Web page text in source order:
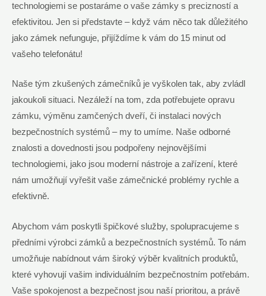
technologiemi se postaráme o vaše zámky s precizností a
efektivitou. Jen si představte – když vám něco tak důležitého
jako zámek nefunguje, přijíždíme k vám do 15 minut od
vašeho telefonátu!
Naše tým zkušených zámečníků je vyškolen tak, aby zvládl
jakoukoli situaci. Nezáleží na tom, zda potřebujete opravu
zámku, výměnu zamčených dveří, či instalaci nových
bezpečnostních systémů – my to umíme. Naše odborné
znalosti a dovednosti jsou podpořeny nejnovějšími
technologiemi, jako jsou moderní nástroje a zařízení, které
nám umožňují vyřešit vaše zámečnické problémy rychle a
efektivně.
Abychom vám poskytli špičkové služby, spolupracujeme s
předními výrobci zámků a bezpečnostních systémů. To nám
umožňuje nabídnout vám široký výběr kvalitních produktů,
které vyhovují vašim individuálním bezpečnostním potřebám.
Vaše spokojenost a bezpečnost jsou naší prioritou, a právě